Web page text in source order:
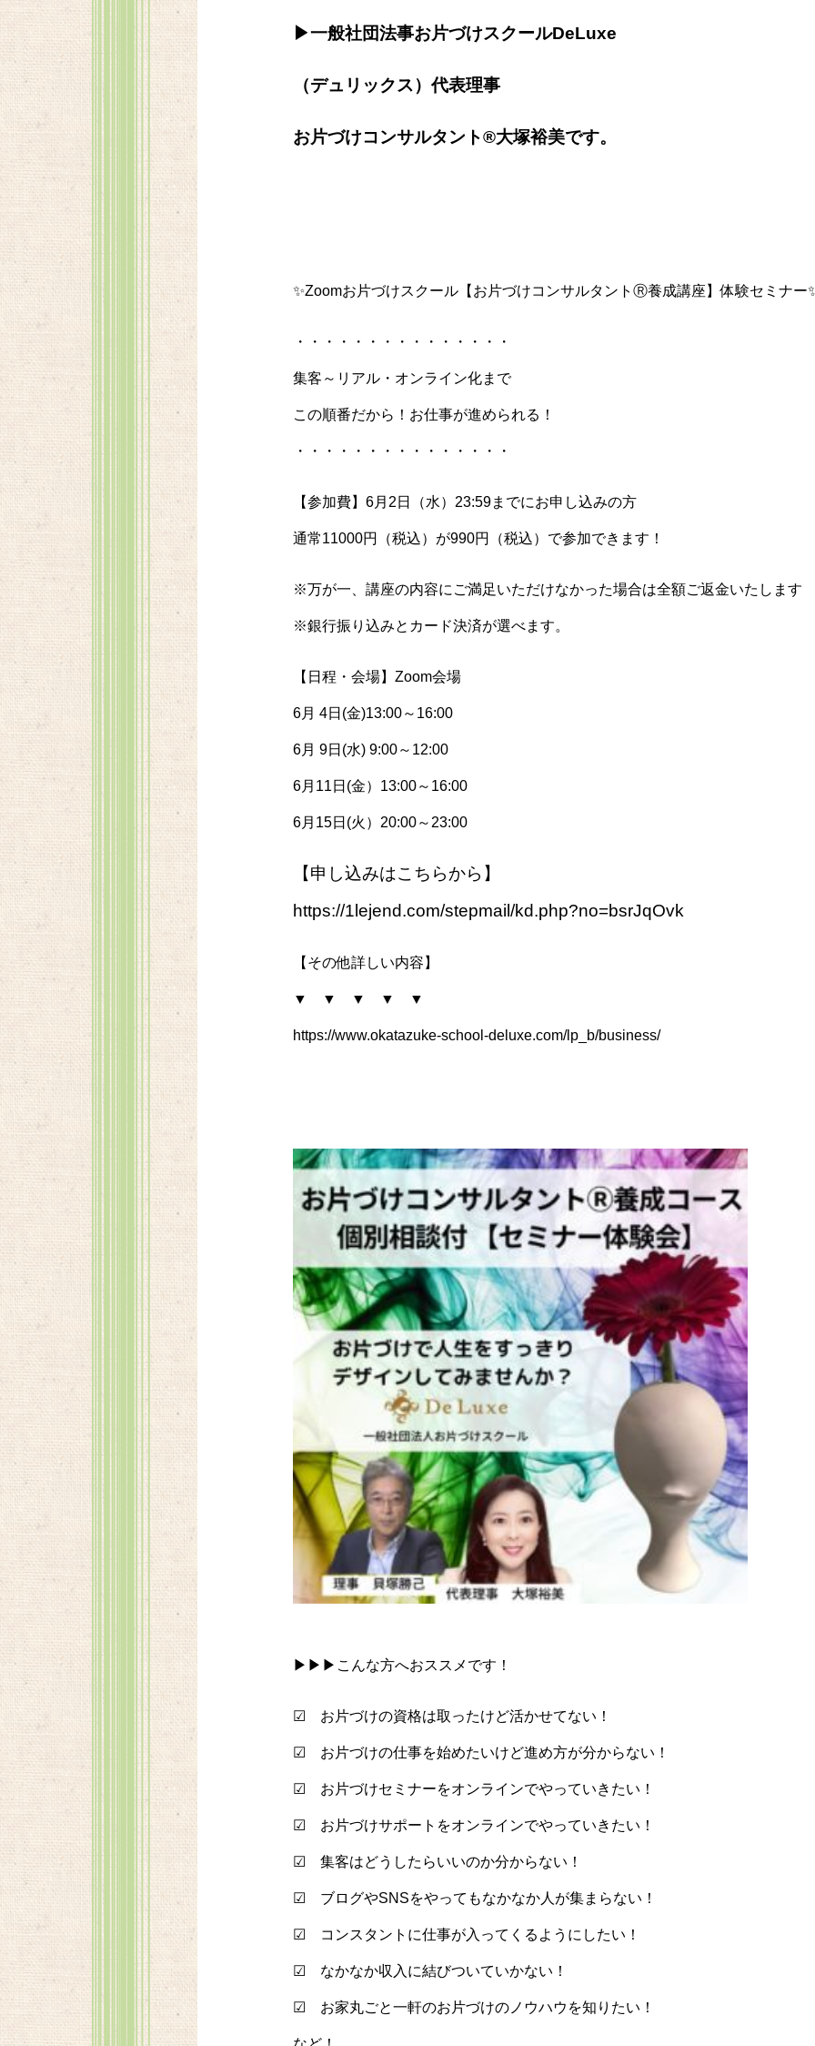
▶一般社団法事お片づけスクールDeLuxe
（デュリックス）代表理事
お片づけコンサルタント®大塚裕美です。
✨Zoomお片づけスクール【お片づけコンサルタントⓇ養成講座】体験セミナー
・・・・・・・・・・・・・・・
集客～リアル・オンライン化まで
この順番だから！お仕事が進められる！
・・・・・・・・・・・・・・・
【参加費】6月2日（水）23:59までにお申し込みの方
通常11000円（税込）が990円（税込）で参加できます！
※万が一、講座の内容にご満足いただけなかった場合は全額ご返金いたします
※銀行振り込みとカード決済が選べます。
【日程・会場】Zoom会場
6月 4日(金)13:00～16:00
6月 9日(水) 9:00～12:00
6月11日(金）13:00～16:00
6月15日(火）20:00～23:00
【申し込みはこちらから】
https://1lejend.com/stepmail/kd.php?no=bsrJqOvk
【その他詳しい内容】
▼ ▼ ▼ ▼ ▼
https://www.okatazuke-school-deluxe.com/lp_b/business/
▶▶▶こんな方へおススメです！
☑ お片づけの資格は取ったけど活かせてない！
☑ お片づけの仕事を始めたいけど進め方が分からない！
☑ お片づけセミナーをオンラインでやっていきたい！
☑ お片づけサポートをオンラインでやっていきたい！
☑ 集客はどうしたらいいのか分からない！
☑ ブログやSNSをやってもなかなか人が集まらない！
☑ コンスタントに仕事が入ってくるようにしたい！
☑ なかなか収入に結びついていかない！
☑ お家丸ごと一軒のお片づけのノウハウを知りたい！